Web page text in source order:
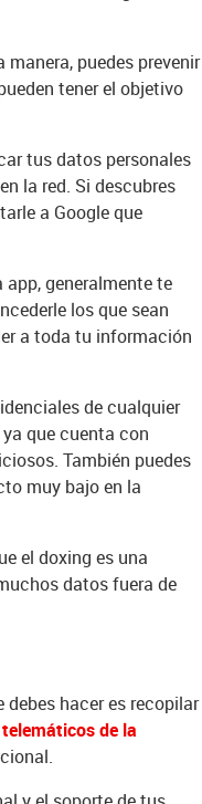
manera, puedes prevenir
tener el objetivo
tus datos personales
la red. Si descubres
a Google que
app, generalmente te
los que sean
a toda tu información
de cualquier
que cuenta con
También puedes
muy bajo en la
el doxing es una
datos fuera de
hacer es recopilar
de la